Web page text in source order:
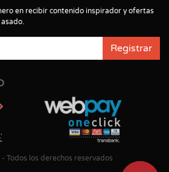
en recibir contenido inspirador y ofertas
Registrar
Todos los derechos reservados